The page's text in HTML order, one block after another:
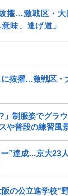
擢…激戦区・大
味、逃げ道」
抜擢…激戦区
」制服姿でグラ
や普段の練習風
”達成…京大23
の公立進学校”